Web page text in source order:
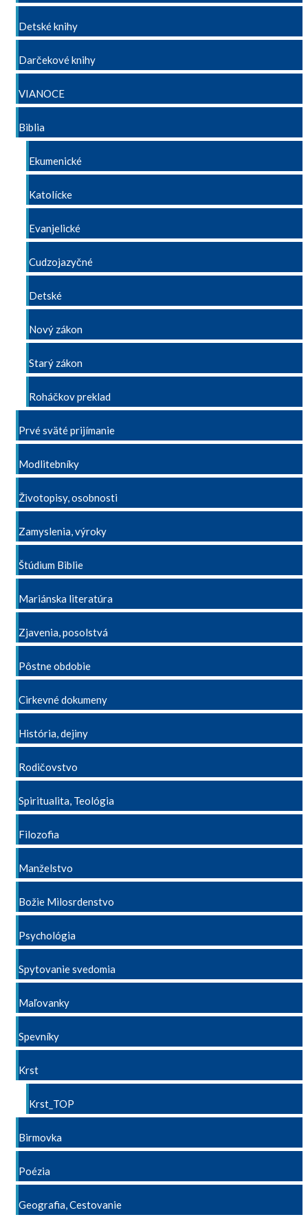
Detské knihy
Darčekové knihy
VIANOCE
Biblia
Ekumenické
Katolícke
Evanjelické
Cudzojazyčné
Detské
Nový zákon
Starý zákon
Roháčkov preklad
Prvé sväté prijímanie
Modlitebníky
Životopisy, osobnosti
Zamyslenia, výroky
Štúdium Biblie
Mariánska literatúra
Zjavenia, posolstvá
Pôstne obdobie
Cirkevné dokumeny
História, dejiny
Rodičovstvo
Spiritualita, Teológia
Filozofia
Manželstvo
Božie Milosrdenstvo
Psychológia
Spytovanie svedomia
Maľovanky
Spevníky
Krst
Krst_TOP
Birmovka
Poézia
Geografia, Cestovanie